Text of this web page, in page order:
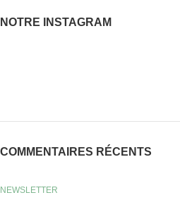
NOTRE INSTAGRAM
COMMENTAIRES RÉCENTS
NEWSLETTER